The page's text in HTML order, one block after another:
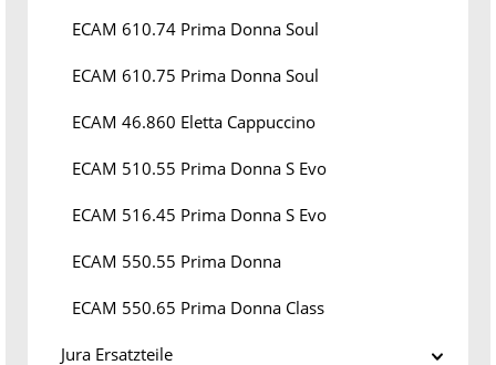
ECAM 610.74 Prima Donna Soul
ECAM 610.75 Prima Donna Soul
ECAM 46.860 Eletta Cappuccino
ECAM 510.55 Prima Donna S Evo
ECAM 516.45 Prima Donna S Evo
ECAM 550.55 Prima Donna
ECAM 550.65 Prima Donna Class
Jura Ersatzteile